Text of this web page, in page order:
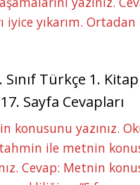
iyice yıkarım.
Sınıf Türkçe 1.
Sayfa Cevapları
konusunu yazınız.
tahmin ile metnin
Cevap: Metnin